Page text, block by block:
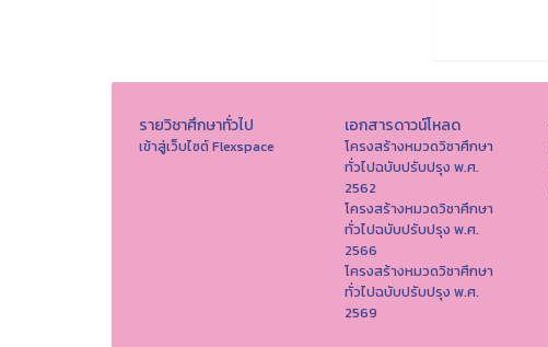
รายวิชาศึกษาทั่วไป
เข้าสู่เว็บไซต์ Flexspace
เอกสารดาวน์โหลด
โครงสร้างหมวดวิชาศึกษา
ทั่วไปฉบับปรับปรุง พ.ศ.
2562
โครงสร้างหมวดวิชาศึกษา
ทั่วไปฉบับปรับปรุง พ.ศ.
2566
โครงสร้างหมวดวิชาศึกษา
ทั่วไปฉบับปรับปรุง พ.ศ.
2569